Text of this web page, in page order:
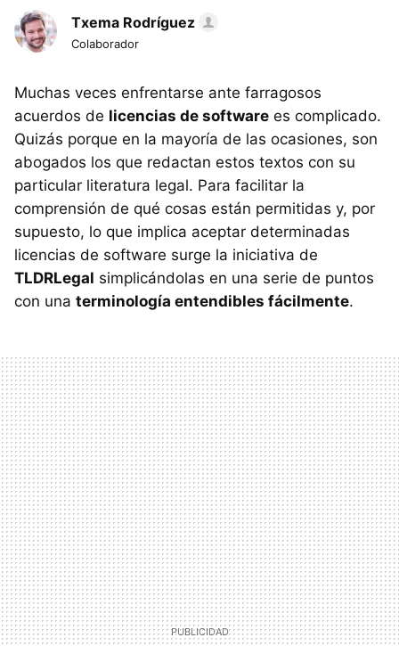
Txema Rodríguez
Colaborador
Muchas veces enfrentarse ante farragosos
acuerdos de licencias de software es complicado.
Quizás porque en la mayoría de las ocasiones, son
abogados los que redactan estos textos con su
particular literatura legal. Para facilitar la
comprensión de qué cosas están permitidas y, por
supuesto, lo que implica aceptar determinadas
licencias de software surge la iniciativa de
TLDRLegal simplicándolas en una serie de puntos
con una terminología entendibles fácilmente.